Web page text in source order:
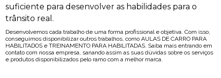
suficiente para desenvolver as habilidades para o
trânsito real.
Desenvolvemos cada trabalho de uma forma profissional e objetiva. Com isso,
conseguimos disponibilizar outros trabalhos, como AULAS DE CARRO PARA
HABILITADOS e TREINAMENTO PARA HABILITADAS. Saiba mais entrando em
contato com nossa empresa, sanando assim as suas dúvidas sobre os serviços
e produtos disponibilizados pelo ramo com a melhor marca.